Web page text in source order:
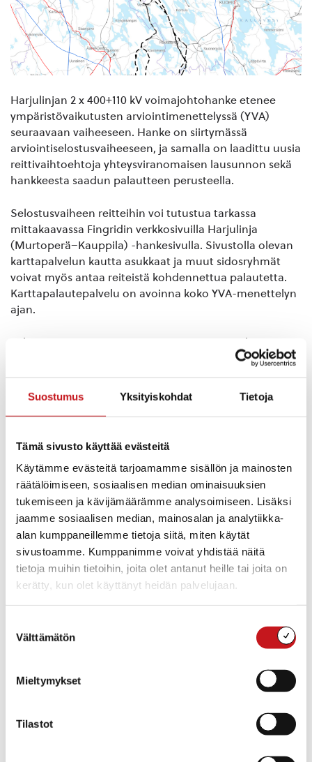
Suostumus Yksityiskohdat Tietoja
Tämä sivusto käyttää evästeitä
Käytämme evästeitä tarjoamamme sisällön ja mainosten
räätälöimiseen, sosiaalisen median ominaisuuksien
tukemiseen ja kävijämäärämme analysoimiseen. Lisäksi
jaamme sosiaalisen median, mainosalan ja analytiikka-
alan kumppaneillemme tietoja siitä, miten käytät
sivustoamme. Kumppanimme voivat yhdistää näitä
tietoja muihin tietoihin, joita olet antanut heille tai joita on
kerätty, kun olet käyttänyt heidän palvelujaan.
valinta
Välttämätön
Mieltymykset
Tilastot
Harjulinjan 2 x 400+110 kV voimajohtohanke etenee
ympäristövaikutusten arviointimenettelyssä (YVA)
seuraavaan vaiheeseen. Hanke on siirtymässä
arviointiselostusvaiheeseen, ja samalla on laadittu uusia
reittivaihtoehtoja yhteysviranomaisen lausunnon sekä
hankkeesta saadun palautteen perusteella.
Selostusvaiheen reitteihin voi tutustua tarkassa
mittakaavassa Fingridin verkkosivuilla Harjulinja
(Murtoperä–Kauppila) -hankesivulla. Sivustolla olevan
karttapalvelun kautta asukkaat ja muut sidosryhmät
voivat myös antaa reiteistä kohdennettua palautetta.
Karttapalautepalvelu on avoinna koko YVA-menettelyn
ajan.
Palautetta voi toimittaa myös suoraan Fingridin
asiantuntijoille sähköpostitse tai puhelimitse:
Ympäristöasiat:Marja Nuottajärvi,
marja.nuottajarvi@fingrid.fi, puh. 030 395 5301
Lisäksi Fingrid voi pyynnöstä toimittaa reittiaineistoja
paikkatietomuodossa niitä tarvitseville.
Uusista reittivaihtoehdoista on äskettäin lähetetty
maanomistajatiedote kaikille ohjelma- ja
selostusvaiheen reittien varrella sijaitsevien kiinteistöjen
omistajille 300 metrin vyöhykkeellä suunnitelluista
johtoreiteistä. Yksityishenkilöiltä on jo saatu runsaasti
Selostusvaiheen reiteistä ei järjestetä tässä vaiheessa
Varsinainen julkinen kuuleminen toteutetaan
nähtäville. Tätä ennen järjestetään suunnitelmien
mukaisesti seurantaryhmän kokous.